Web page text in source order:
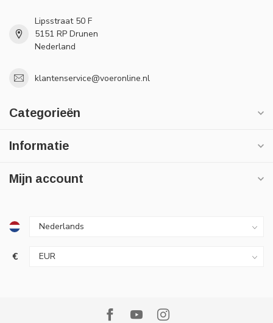
Lipsstraat 50 F
5151 RP Drunen
Nederland
klantenservice@voeronline.nl
Categorieën
Informatie
Mijn account
€